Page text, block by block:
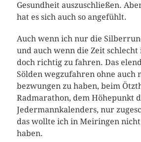
Gesundheit auszuschließen.
hat es sich auch so angefühlt.
Auch wenn ich nur die
und auch wenn die Zeit schlecht
doch richtig zu fahren. Das
Sölden wegzufahren ohne auch
bezwungen zu haben, beim
Radmarathon, dem Höhepunkt
Jedermannkalenders, nur
das wollte ich in Meiringen
haben.